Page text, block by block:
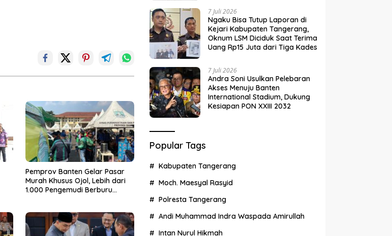
Pemprov Banten Gelar Pasar
Murah Khusus Ojol, Lebih dari
1.000 Pengemudi Berburu
7 Juli 2026
Ngaku Bisa Tutup Laporan di
Kejari Kabupaten Tangerang,
Oknum LSM Diciduk Saat Terima
Uang Rp15 Juta dari Tiga Kades
7 Juli 2026
Andra Soni Usulkan Pelebaran
Akses Menuju Banten
International Stadium, Dukung
Kesiapan PON XXIII 2032
Popular Tags
Kabupaten Tangerang
Moch. Maesyal Rasyid
Polresta Tangerang
Andi Muhammad Indra Waspada Amirullah
Intan Nurul Hikmah